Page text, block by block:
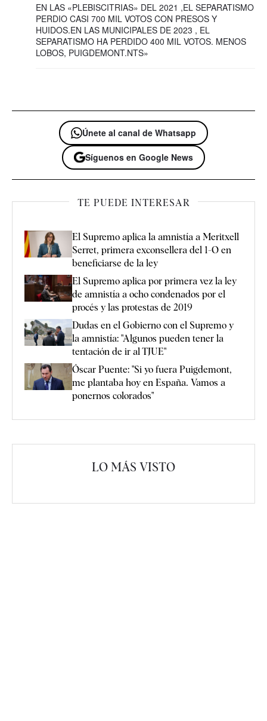
EN LAS «PLEBISCITRIAS» DEL 2021 ,EL SEPARATISMO
PERDIO CASI 700 MIL VOTOS CON PRESOS Y
HUIDOS.EN LAS MUNICIPALES DE 2023 , EL
SEPARATISMO HA PERDIDO 400 MIL VOTOS. MENOS
LOBOS, PUIGDEMONT.NTS»
Únete al canal de Whatsapp
Síguenos en Google News
TE PUEDE INTERESAR
El Supremo aplica la amnistía a Meritxell
Serret, primera exconsellera del 1-O en
beneficiarse de la ley
El Supremo aplica por primera vez la ley
de amnistía a ocho condenados por el
procés y las protestas de 2019
Dudas en el Gobierno con el Supremo y
la amnistía: "Algunos pueden tener la
tentación de ir al TJUE"
Óscar Puente: "Si yo fuera Puigdemont,
me plantaba hoy en España. Vamos a
ponernos colorados"
LO MÁS VISTO